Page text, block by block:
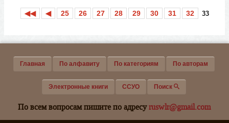
◀◀ ◀ 25 26 27 28 29 30 31 32 33
Главная По алфавиту По категориям По авторам
Электронные книги ССУО Поиск
По всем вопросам пишите по адресуruswlr@gmail.com